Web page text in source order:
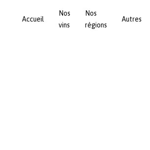
Accueil
Nos
vins
Nos
régions
Autres